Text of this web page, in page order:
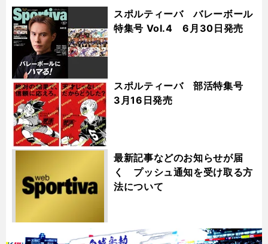
スポルティーバ バレーボール
特集号 Vol.4 6月30日発売
スポルティーバ 部活特集号
3月16日発売
最新記事などのお知らせが届
く プッシュ通知を受け取る方
法について